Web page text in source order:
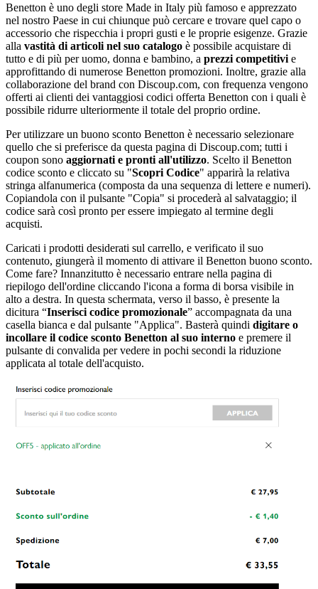
Benetton è uno degli store Made in Italy più famoso e apprezzato
nel nostro Paese in cui chiunque può cercare e trovare quel capo o
accessorio che rispecchia i propri gusti e le proprie esigenze. Grazie
alla vastità di articoli nel suo catalogo è possibile acquistare di
tutto e di più per uomo, donna e bambino, a prezzi competitivi e
approfittando di numerose Benetton promozioni. Inoltre, grazie alla
collaborazione del brand con Discoup.com, con frequenza vengono
offerti ai clienti dei vantaggiosi codici offerta Benetton con i quali è
possibile ridurre ulteriormente il totale del proprio ordine.
Per utilizzare un buono sconto Benetton è necessario selezionare
quello che si preferisce da questa pagina di Discoup.com; tutti i
coupon sono aggiornati e pronti all'utilizzo. Scelto il Benetton
codice sconto e cliccato su "Scopri Codice" apparirà la relativa
stringa alfanumerica (composta da una sequenza di lettere e numeri).
Copiandola con il pulsante "Copia" si procederà al salvataggio; il
codice sarà così pronto per essere impiegato al termine degli
acquisti.
Caricati i prodotti desiderati sul carrello, e verificato il suo
contenuto, giungerà il momento di attivare il Benetton buono sconto.
Come fare? Innanzitutto è necessario entrare nella pagina di
riepilogo dell'ordine cliccando l'icona a forma di borsa visibile in
alto a destra. In questa schermata, verso il basso, è presente la
dicitura “Inserisci codice promozionale” accompagnata da una
casella bianca e dal pulsante "Applica". Basterà quindi digitare o
incollare il codice sconto Benetton al suo interno e premere il
pulsante di convalida per vedere in pochi secondi la riduzione
applicata al totale dell'acquisto.